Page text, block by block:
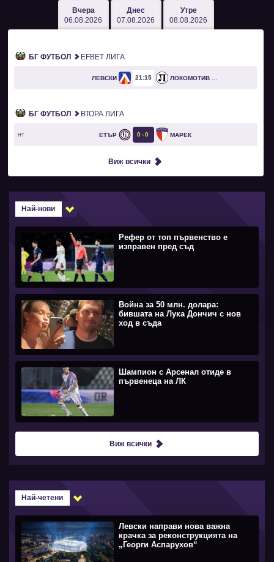
Вчера
06.08.2026
Днес
07.08.2026
Утре
08.08.2026
БГ ФУТБОЛ EFBET ЛИГА
ЛЕВСКИ 21 15
БГ ФУТБОЛ ВТОРА ЛИГА
HT ЕТЪР 0 0 МАРЕК
Виж всички
Най-нови
Рефер от топ първенство е
изправен пред съд
Война за 50 млн. долара:
бившата на Лука Дончич с нов
ход в съда
Шампион с Арсенал отиде в
първенеца на ЛК
Виж всички
Най-четени
Левски направи нова важна
крачка за реконструкцията на
„Георги Аспарухов“